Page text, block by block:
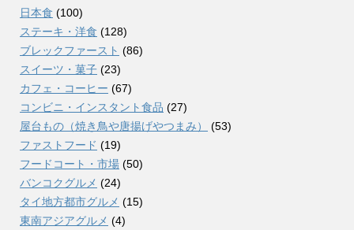
日本食 (100)
ステーキ・洋食 (128)
ブレックファースト (86)
スイーツ・菓子 (23)
カフェ・コーヒー (67)
コンビニ・インスタント食品 (27)
屋台もの（焼き鳥や唐揚げやつまみ）
(53)
ファストフード (19)
フードコート・市場 (50)
バンコクグルメ (24)
タイ地方都市グルメ (15)
東南アジアグルメ (4)